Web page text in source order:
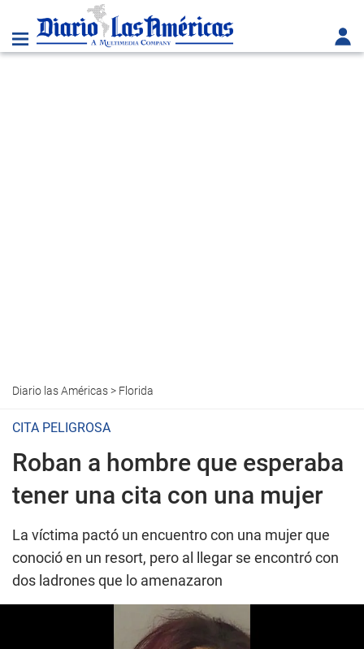
Diario las Américas> Florida
CITA PELIGROSA
Roban a hombre que esperaba
tener una cita con una mujer
La víctima pactó un encuentro con una mujer que
conoció en un resort, pero al llegar se encontró con
dos ladrones que lo amenazaron